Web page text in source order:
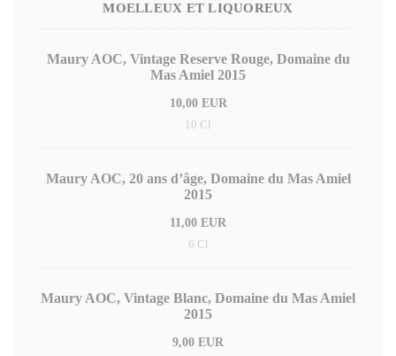
MOELLEUX ET LIQUOREUX
Maury AOC, Vintage Reserve Rouge, Domaine du
Mas Amiel 2015
10,00 EUR
10 Cl
Maury AOC, 20 ans d’âge, Domaine du Mas Amiel
2015
11,00 EUR
6 Cl
Maury AOC, Vintage Blanc, Domaine du Mas Amiel
2015
9,00 EUR